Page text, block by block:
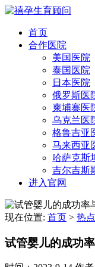
首页
合作医院
美国医院
泰国医院
日本医院
俄罗斯医
柬埔寨医
乌克兰医
格鲁吉亚
马来西亚
哈萨克斯
吉尔吉斯
进入官网
现在位置: 首页 > 热
试管婴儿的成功